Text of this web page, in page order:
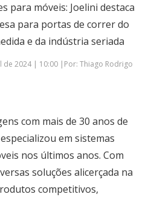
para móveis: Joelini destaca
para portas de correr do
e da indústria seriada
de 2024 | 10:00 |Por: Thiago Rodrigo
com mais de 30 anos de
em sistemas
nos últimos anos. Com
soluções alicerçada na
competitivos,